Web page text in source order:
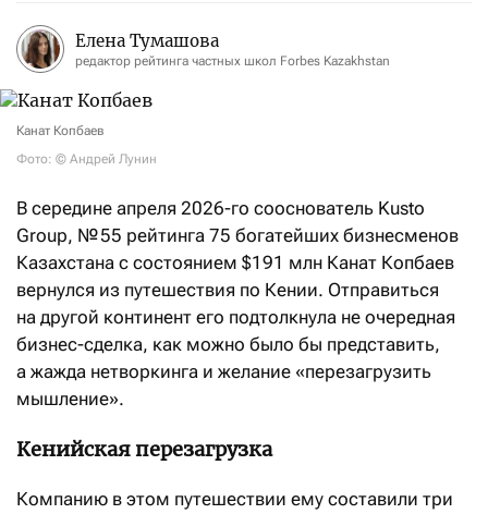
Елена Тумашова
редактор рейтинга частных школ Forbes Kazakhstan
Канат Копбаев
Фото: © Андрей Лунин
В середине апреля 2026-го сооснователь Kusto
Group, № 55 рейтинга 75 богатейших бизнесменов
Казахстана с состоянием $191 млн Канат Копбаев
вернулся из путешествия по Кении. Отправиться
на другой континент его подтолкнула не очередная
бизнес-сделка, как можно было бы представить,
а жажда нетворкинга и желание «перезагрузить
мышление».
Кенийская перезагрузка
Компанию в этом путешествии ему составили три